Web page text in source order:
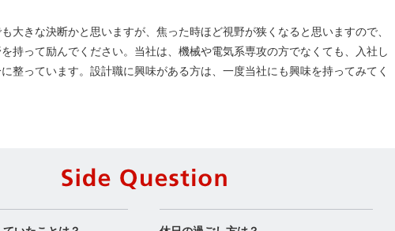
大きな決断かと思いますが、焦った時ほど視野が狭くなると思いますので、
持って励んでください。当社は、機械や電気系専攻の方でなくても、入社し
整っています。設計職に興味がある方は、一度当社にも興味を持ってみてく